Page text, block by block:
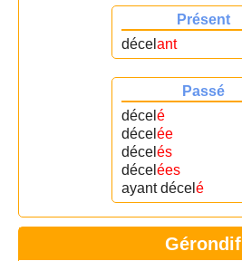
Présent
décel ant
Passé
décel é
décel ée
décel és
décel ées
ayant décel é
Gérondif